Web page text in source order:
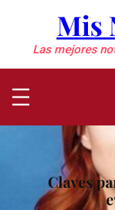
contenido
Mis
Las mejores
Claves